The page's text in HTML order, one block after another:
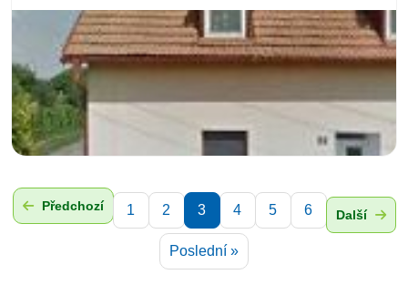
Předchozí 1 2 3 4 5 6 Další
Poslední »